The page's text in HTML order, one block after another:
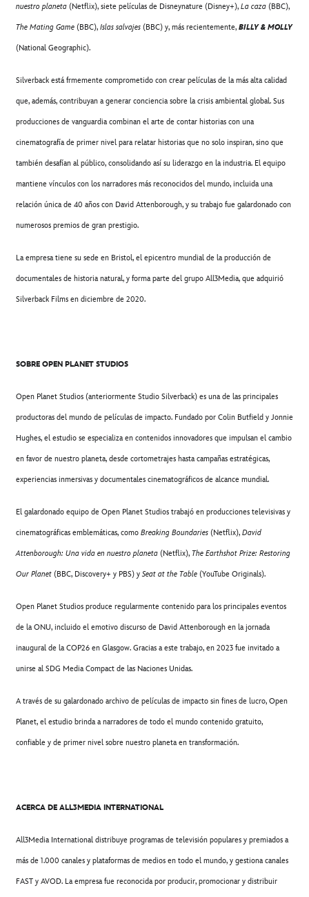
nuestro planeta (Netflix), siete películas de Disneynature (Disney+), La caza (BBC),
The Mating Game (BBC), Islas salvajes (BBC) y, más recientemente, BILLY & MOLLY
(National Geographic).
Silverback está frmemente comprometido con crear películas de la más alta calidad
que, además, contribuyan a generar conciencia sobre la crisis ambiental global. Sus
producciones de vanguardia combinan el arte de contar historias con una
cinematografía de primer nivel para relatar historias que no solo inspiran, sino que
también desafían al público, consolidando así su liderazgo en la industria. El equipo
mantiene vínculos con los narradores más reconocidos del mundo, incluida una
relación única de 40 años con David Attenborough, y su trabajo fue galardonado con
numerosos premios de gran prestigio.
La empresa tiene su sede en Bristol, el epicentro mundial de la producción de
documentales de historia natural, y forma parte del grupo All3Media, que adquirió
Silverback Films en diciembre de 2020.
SOBRE OPEN PLANET STUDIOS
Open Planet Studios (anteriormente Studio Silverback) es una de las principales
productoras del mundo de películas de impacto. Fundado por Colin Butfield y Jonnie
Hughes, el estudio se especializa en contenidos innovadores que impulsan el cambio
en favor de nuestro planeta, desde cortometrajes hasta campañas estratégicas,
experiencias inmersivas y documentales cinematográficos de alcance mundial.
El galardonado equipo de Open Planet Studios trabajó en producciones televisivas y
cinematográficas emblemáticas, como Breaking Boundaries (Netflix), David
Attenborough: Una vida en nuestro planeta (Netflix), The Earthshot Prize: Restoring
Our Planet (BBC, Discovery+ y PBS) ySeat at the Table (YouTube Originals).
Open Planet Studios produce regularmente contenido para los principales eventos
de la ONU, incluido el emotivo discurso de David Attenborough en la jornada
inaugural de la COP26 en Glasgow. Gracias a este trabajo, en 2023 fue invitado a
unirse al SDG Media Compact de las Naciones Unidas.
A través de su galardonado archivo de películas de impacto sin fines de lucro, Open
Planet, el estudio brinda a narradores de todo el mundo contenido gratuito,
confiable y de primer nivel sobre nuestro planeta en transformación.
ACERCA DE ALL3MEDIA INTERNATIONAL
All3Media International distribuye programas de televisión populares y premiados a
más de 1.000 canales y plataformas de medios en todo el mundo, y gestiona canales
FAST y AVOD. La empresa fue reconocida por producir, promocionar y distribuir